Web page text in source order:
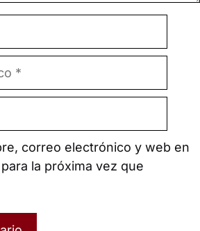
correo electrónico y web en
la próxima vez que